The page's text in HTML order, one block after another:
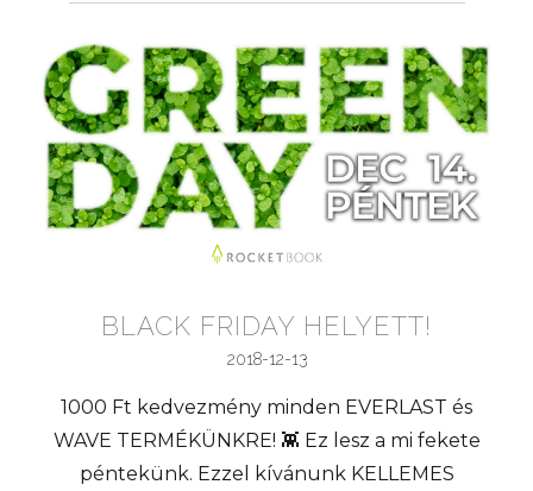
BLACK FRIDAY HELYETT!
2018-12-13
1000 Ft kedvezmény minden EVERLAST és
WAVE TERMÉKÜNKRE! 👾 Ez lesz a mi fekete
péntekünk. Ezzel kívánunk KELLEMES